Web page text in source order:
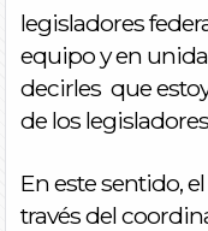
legisladores
equipo y en
decirles que
de los
En este sentido,
través del